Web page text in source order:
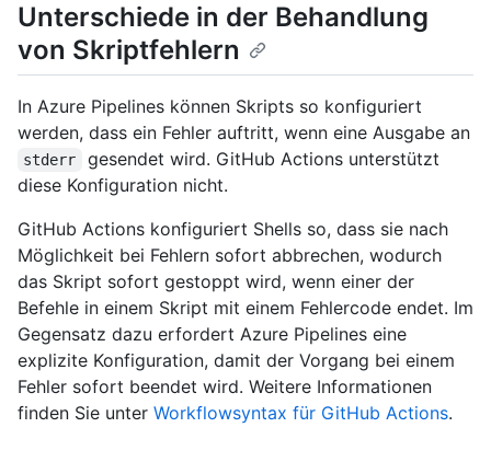
Unterschiede in der Behandlung
von Skriptfehlern
In Azure Pipelines können Skripts so konfiguriert
werden, dass ein Fehler auftritt, wenn eine Ausgabe an
stderr
gesendet wird. GitHub Actions unterstützt
diese Konfiguration nicht.
GitHub Actions konfiguriert Shells so, dass sie nach
Möglichkeit bei Fehlern sofort abbrechen, wodurch
das Skript sofort gestoppt wird, wenn einer der
Befehle in einem Skript mit einem Fehlercode endet. Im
Gegensatz dazu erfordert Azure Pipelines eine
explizite Konfiguration, damit der Vorgang bei einem
Fehler sofort beendet wird. Weitere Informationen
finden Sie unter Workflowsyntax für GitHub Actions.